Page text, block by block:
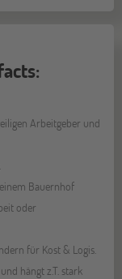
Arbeitgeber und
Bauernhof
oder
für Kost & Logis.
hängt z.T. stark